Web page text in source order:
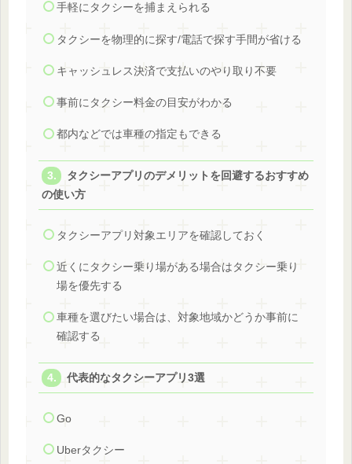
手軽にタクシーを捕まえられる
タクシーを物理的に探す/電話で探す手間が省ける
キャッシュレス決済で支払いのやり取り不要
事前にタクシー料金の目安がわかる
都内などでは車種の指定もできる
タクシーアプリのデメリットを回避するおすすめ
の使い方
タクシーアプリ対象エリアを確認しておく
近くにタクシー乗り場がある場合はタクシー乗り
場を優先する
車種を選びたい場合は、対象地域かどうか事前に
確認する
代表的なタクシーアプリ3選
Go
Uberタクシー